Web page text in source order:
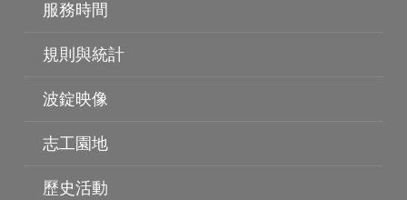
服務時間
規則與統計
波錠映像
志工園地
歷史活動